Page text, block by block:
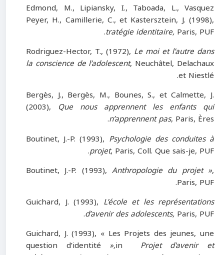
Edmond, M., Lipiansky, I., Taboada, L., Vasquez
Peyer, H., Camillerie, C., et Kastersztein, J. (1998),
tratégie identitaire, Paris, PUF.
Rodriguez-Hector, T., (1972), Le moi et l’autre dans
la conscience de l’adolescent, Neuchâtel, Delachaux
et Niestlé.
Bergès, J., Bergès, M., Bounes, S., et Calmette, J.
(2003), Que nous apprennent les enfants qui
n’apprennent pas, Paris, Ères.
Boutinet, J.-P. (1993), Psychologie des conduites à
projet, Paris, Coll. Que sais-je, PUF.
Boutinet, J.-P. (1993), Anthropologie du projet »,
Paris, PUF.
Guichard, J. (1993), L’école et les représentations
d’avenir des adolescents, Paris, PUF.
Guichard, J. (1993), « Les Projets des jeunes, une
question d’identité »,in
Projet d'avenir et